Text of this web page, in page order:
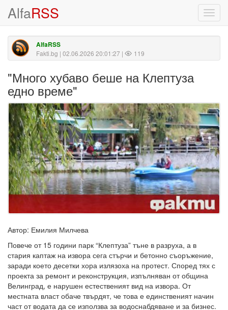
AlfaRSS
AlfaRSS
Fakti.bg | 02.06.2026 20:01:27 | 119
"Много хубаво беше на Клептуза
едно време"
Автор: Емилия Милчева
Повече от 15 години парк “Клептуза” тъне в разруха, а в
стария каптаж на извора сега стърчи и бетонно съоръжение,
заради което десетки хора излязоха на протест. Според тях с
проекта за ремонт и реконструкция, изпълняван от община
Велинград, е нарушен естественият вид на извора. От
местната власт обаче твърдят, че това е единственият начин
част от водата да се използва за водоснабдяване и за бизнес.